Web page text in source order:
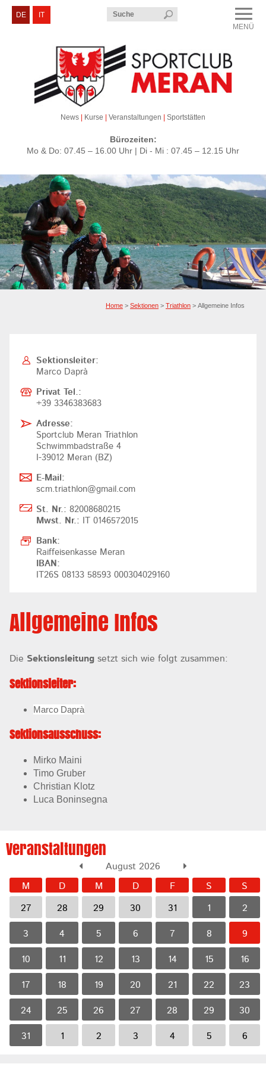
News | Kurse | Veranstaltungen | Sportstätten
Bürozeiten:
Mo & Do: 07.45 – 16.00 Uhr | Di - Mi : 07.45 – 12.15 Uhr
DE
IT
MENÜ
Menü CLOSE
Sportclub Meran
Kurse & Veranstaltungen
Sektionen
Service & Kontakt
Home > Sektionen > Triathlon > Allgemeine Infos
Sektionsleiter:
Marco Daprà
Privat Tel.:
+39 3346383683
Adresse:
Sportclub Meran Triathlon
Schwimmbadstraße 4
I-39012 Meran (BZ)
E-Mail:
scm.triathlon@gmail.com
St. Nr.: 82008680215
Mwst. Nr.:
IT 0146572015
Bank:
Raiffeisenkasse Meran
IBAN:
IT26S 08133 58593 000304029160
Allgemeine Infos
Die Sektionsleitung setzt sich wie folgt zusammen:
Sektionsleiter:
Marco Daprà
Sektionsausschuss:
Mirko Maini
Timo Gruber
Christian Klotz
Luca Boninsegna
Veranstaltungen
August 2026
M D M D F S S
27 28 29 30 31 1 2
3 4 5 6 7 8 9
10 11 12 13 14 15 16
17 18 19 20 21 22 23
24 25 26 27 28 29 30
31 1 2 3 4 5 6